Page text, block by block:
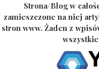
Strona/Blog w
zamieszczone na niej
stron www. Żaden z
wszystkie